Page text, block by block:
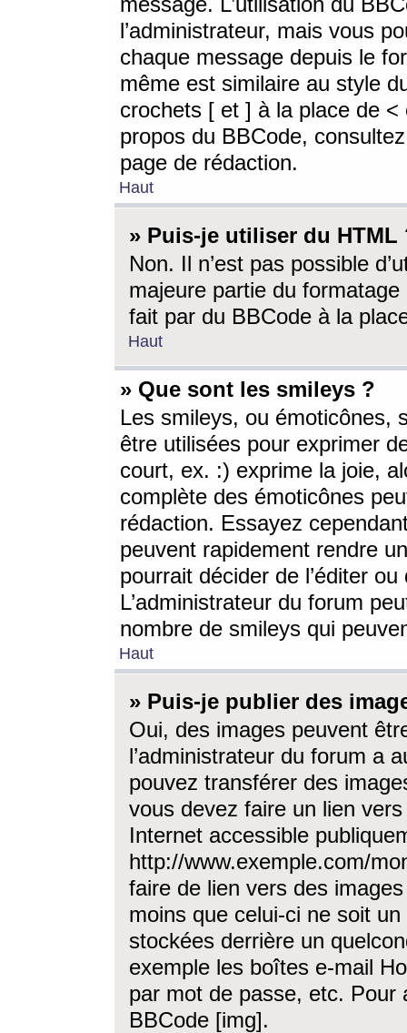
l’administrateur, mais vous
chaque message depuis le
même est similaire au style
crochets [ et ] à la place de <
propos du BBCode,
page de rédaction.
Haut
» Puis-je utiliser du HTML
Non. Il n’est pas possible
majeure partie du
fait par du BBCode à la
Haut
» Que sont les smileys ?
Les smileys, ou émoticônes,
être utilisées pour exprimer
court, ex. :) exprime la joie,
complète des émoticônes
rédaction. Essayez
peuvent rapidement rendre
pourrait décider de l’éditer
L’administrateur du forum
nombre de smileys qui
Haut
» Puis-je publier des
Oui, des images peuvent
l’administrateur du forum a
pouvez transférer des
vous devez faire un lien
Internet accessible
http://www.exemple.com/
faire de lien vers des
moins que celui-ci ne soit
stockées derrière un
exemple les boîtes e-mail
par mot de passe, etc. Pour
BBCode [img].